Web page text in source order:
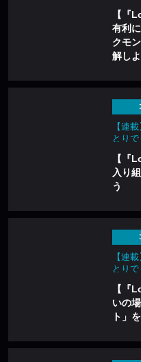
【『
有利
クモ
解し
【連
とり
【『
入り
う
【連
とり
【『
いの
ト」